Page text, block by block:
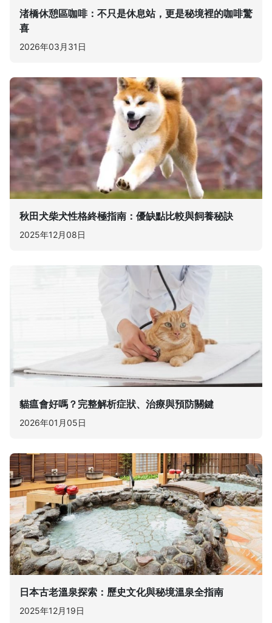
渚橋休憩區咖啡：不只是休息站，更是秘境裡的咖啡驚
喜
2026年03月31日
秋田犬柴犬性格終極指南：優缺點比較與飼養秘訣
2025年12月08日
貓瘟會好嗎？完整解析症狀、治療與預防關鍵
2026年01月05日
日本古老溫泉探索：歷史文化與秘境溫泉全指南
2025年12月19日